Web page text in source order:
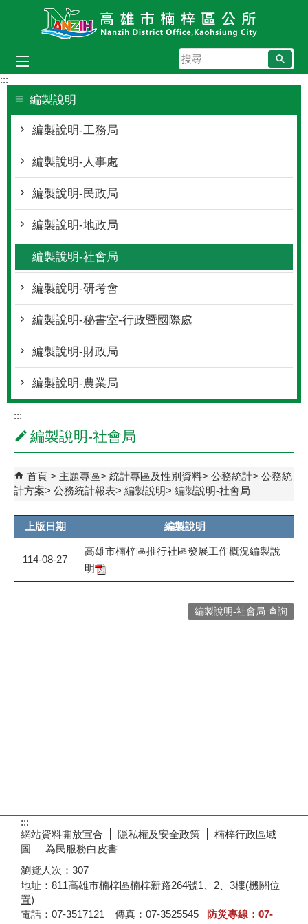
跳到主要內容區塊
搜
尋
:::
編製說明
編製說明-工務局
編製說明-人事處
編製說明-民政局
編製說明-地政局
編製說明-社會局
編製說明-研考會
編製說明-秘書室-行政暨國際處
編製說明-財政局
編製說明-農業局
:::
編製說明-社會局
首頁 主題專區 統計專區及性別資料 公務統計
公務統
計方案
公務統計報表 編製說明 編製說明-社會局
上版日期 編製說明
114-08-27
高雄市楠梓區推行社區發展工作概況編製說
明
編製說明-社會局 查詢
:::
網站資料開放宣合
隠私權及安全政策
楠梓行政區域
圖
為民服務白皮書
瀏覽人次： 307
地址：811高雄市楠梓區楠梓新路264號1、2、3樓(機關位
置)
電話：07-3517121 傳真：07-3525545
防災專線：07-